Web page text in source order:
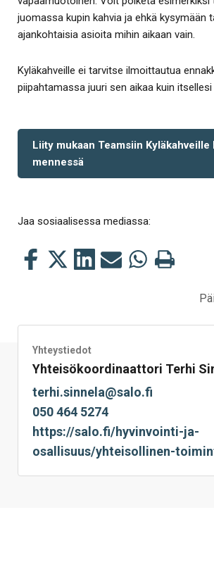
juomassa kupin kahvia ja ehkä kysymään
ajankohtaisia asioita mihin aikaan vain.
Kyläkahveille ei tarvitse ilmoittautua
piipahtamassa juuri sen aikaa kuin itsellesi
Liity mukaan Teamsiin Kyläkahveille
mennessä
Jaa sosiaalisessa mediassa:
Jaa
Jaa
Jaa Jaa Jaa
WhatsApp:ssa
Tulosta
Yhteystiedot
Yhteisökoordinaattori Terhi
terhi.sinnela@salo.fi
050 464 5274
https://salo.fi/hyvinvointi-ja-
osallisuus/yhteisollinen-